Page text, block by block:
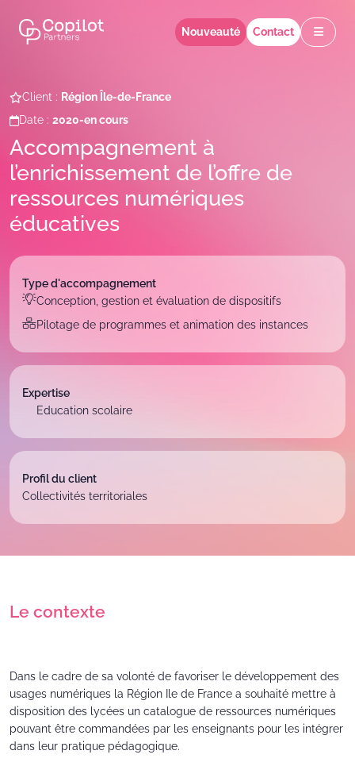
Nouveauté Contact
Client : Région Île-de-France
Date : 2020-en cours
Accompagnement à
l’enrichissement de l’offre de
ressources numériques
éducatives
Typed'accompagnement
Conception, gestion et évaluation de dispositifs
Pilotage de programmes et animation des instances
Expertise
Education scolaire
Profildu client
Collectivités territoriales
Le contexte
Dans le cadre de sa volonté de favoriser le développement des
usages numériques la Région Ile de France a souhaité mettre à
disposition des lycées un catalogue de ressources numériques
pouvant être commandées par les enseignants pour les intégrer
dans leur pratique pédagogique.